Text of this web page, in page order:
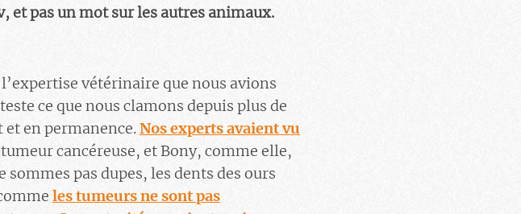
et pas un mot sur les autres animaux.
vétérinaire que nous avions
ce que nous clamons depuis plus de
en permanence.Nos experts avaient vu
cancéreuse, et Bony, comme elle,
pas dupes, les dents des ours
les tumeurs ne sont pas